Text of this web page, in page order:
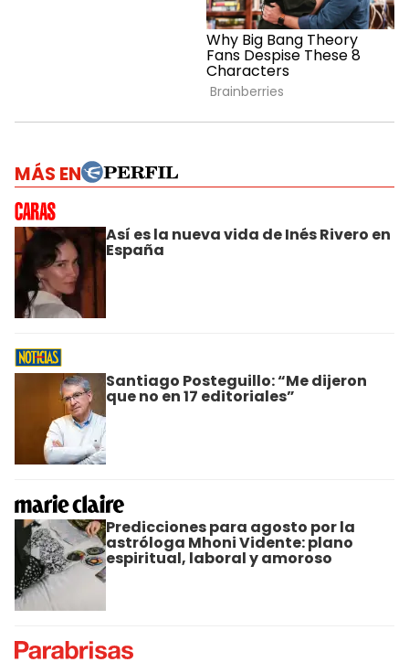
MÁS EN
Así es la nueva vida de Inés Rivero en
España
Santiago Posteguillo: “Me dijeron
que no en 17 editoriales”
Predicciones para agosto por la
astróloga Mhoni Vidente: plano
espiritual, laboral y amoroso